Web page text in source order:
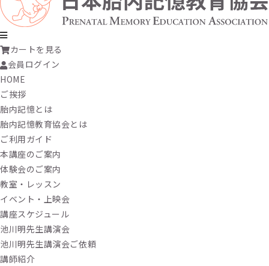
カートを見る
会員ログイン
HOME
ご挨拶
胎内記憶とは
胎内記憶教育協会とは
ご利用ガイド
本講座のご案内
体験会のご案内
教室・レッスン
イベント・上映会
講座スケジュール
池川明先生講演会
池川明先生講演会ご依頼
講師紹介